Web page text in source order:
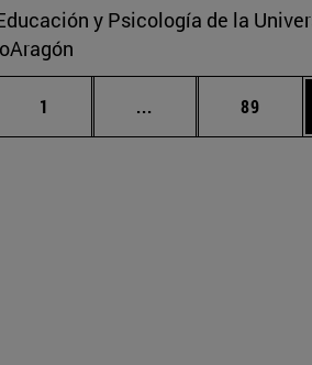
y Psicología de la
Página
1 ... Páginas Página
89